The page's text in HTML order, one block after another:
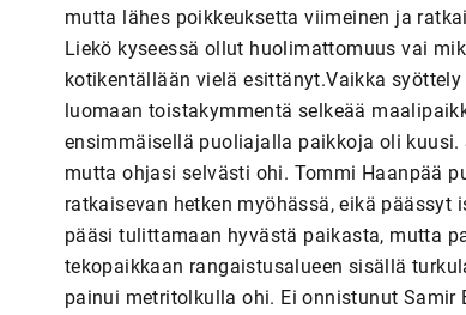
mutta lähes poikkeuksetta viimeinen ja
Liekö kyseessä ollut huolimattomuus vai
kotikentällään vielä esittänyt.Vaikka
luomaan toistakymmentä selkeää
ensimmäisellä puoliajalla paikkoja oli kuusi.
mutta ohjasi selvästi ohi. Tommi Haanpää
ratkaisevan hetken myöhässä, eikä
pääsi tulittamaan hyvästä paikasta, mutta
tekopaikkaan rangaistusalueen sisällä
painui metritolkulla ohi. Ei onnistunut